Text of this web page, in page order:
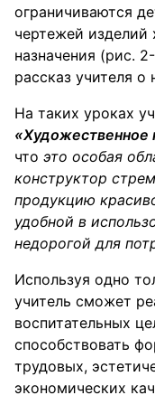
ограничиваются
чертежей изделий
назначения (рис.
рассказ учителя о
На таких уроках
«Художественное
что это особая
конструктор
продукцию
удобной в
недорогой для
Используя одно
учитель сможет
воспитательных
способствовать
трудовых,
экономических